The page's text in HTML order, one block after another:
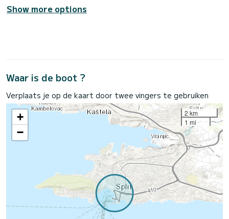
Show more options
Waar is de boot ?
Verplaats je op de kaart door twee vingers te gebruiken
+
−
2 km
1 mi